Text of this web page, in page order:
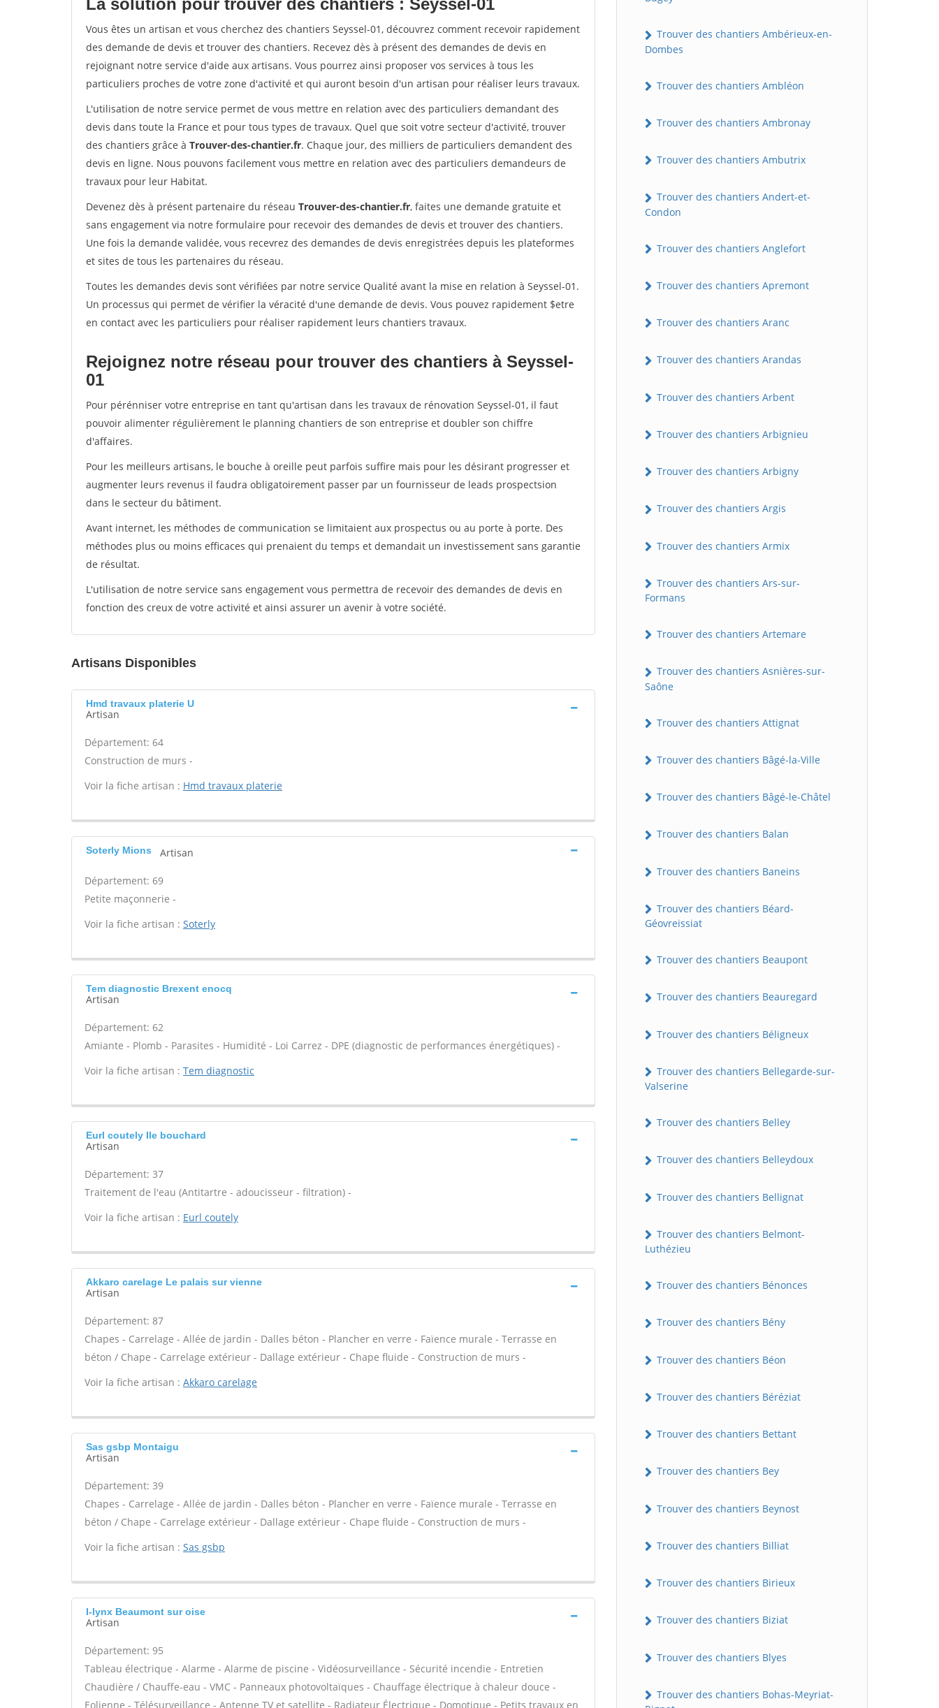
La solution pour trouver des chantiers : Seyssel-01
Vous êtes un artisan et vous cherchez des chantiers Seyssel-01, découvrez comment recevoir rapidement
des demande de devis et trouver des chantiers. Recevez dès à présent des demandes de devis en
rejoignant notre service d'aide aux artisans. Vous pourrez ainsi proposer vos services à tous les
particuliers proches de votre zone d'activité et qui auront besoin d'un artisan pour réaliser leurs travaux.
L'utilisation de notre service permet de vous mettre en relation avec des particuliers demandant des
devis dans toute la France et pour tous types de travaux. Quel que soit votre secteur d'activité, trouver
des chantiers grâce à Trouver-des-chantier.fr. Chaque jour, des milliers de particuliers demandent des
devis en ligne. Nous pouvons facilement vous mettre en relation avec des particuliers demandeurs de
travaux pour leur Habitat.
Devenez dès à présent partenaire du réseau Trouver-des-chantier.fr, faites une demande gratuite et
sans engagement via notre formulaire pour recevoir des demandes de devis et trouver des chantiers.
Une fois la demande validée, vous recevrez des demandes de devis enregistrées depuis les plateformes
et sites de tous les partenaires du réseau.
Toutes les demandes devis sont vérifiées par notre service Qualité avant la mise en relation à Seyssel-01.
Un processus qui permet de vérifier la véracité d'une demande de devis. Vous pouvez rapidement $etre
en contact avec les particuliers pour réaliser rapidement leurs chantiers travaux.
Rejoignez notre réseau pour trouver des chantiers à Seyssel-
01
Pour pérénniser votre entreprise en tant qu'artisan dans les travaux de rénovation Seyssel-01, il faut
pouvoir alimenter régulièrement le planning chantiers de son entreprise et doubler son chiffre
d'affaires.
Pour les meilleurs artisans, le bouche à oreille peut parfois suffire mais pour les désirant progresser et
augmenter leurs revenus il faudra obligatoirement passer par un fournisseur de leads prospectsion
dans le secteur du bâtiment.
Avant internet, les méthodes de communication se limitaient aux prospectus ou au porte à porte. Des
méthodes plus ou moins efficaces qui prenaient du temps et demandait un investissement sans garantie
de résultat.
L'utilisation de notre service sans engagement vous permettra de recevoir des demandes de devis en
fonction des creux de votre activité et ainsi assurer un avenir à votre société.
Artisans Disponibles
Hmd travaux platerie U
Artisan
Département: 64
Construction de murs -
Voir la fiche artisan : Hmd travaux platerie
Soterly Mions Artisan
Département: 69
Petite maçonnerie -
Voir la fiche artisan : Soterly
Tem diagnostic Brexent enocq
Artisan
Département: 62
Amiante - Plomb - Parasites - Humidité - Loi Carrez - DPE (diagnostic de performances énergétiques) -
Voir la fiche artisan : Tem diagnostic
Eurl coutely Ile bouchard
Artisan
Département: 37
Traitement de l'eau (Antitartre - adoucisseur - filtration) -
Voir la fiche artisan : Eurl coutely
Akkaro carelage Le palais sur vienne
Artisan
Département: 87
Chapes - Carrelage - Allée de jardin - Dalles béton - Plancher en verre - Faïence murale - Terrasse en
béton / Chape - Carrelage extérieur - Dallage extérieur - Chape fluide - Construction de murs -
Voir la fiche artisan : Akkaro carelage
Sas gsbp Montaigu
Artisan
Département: 39
Chapes - Carrelage - Allée de jardin - Dalles béton - Plancher en verre - Faïence murale - Terrasse en
béton / Chape - Carrelage extérieur - Dallage extérieur - Chape fluide - Construction de murs -
Voir la fiche artisan : Sas gsbp
I-lynx Beaumont sur oise
Artisan
Département: 95
Tableau électrique - Alarme - Alarme de piscine - Vidéosurveillance - Sécurité incendie - Entretien
Chaudière / Chauffe-eau - VMC - Panneaux photovoltaïques - Chauffage électrique à chaleur douce -
Eolienne - Télésurveillance - Antenne TV et satellite - Radiateur Électrique - Domotique - Petits travaux en
Trouver des chantiers Ambérieux-en-
Dombes
Trouver des chantiers Ambléon
Trouver des chantiers Ambronay
Trouver des chantiers Ambutrix
Trouver des chantiers Andert-et-
Condon
Trouver des chantiers Anglefort
Trouver des chantiers Apremont
Trouver des chantiers Aranc
Trouver des chantiers Arandas
Trouver des chantiers Arbent
Trouver des chantiers Arbignieu
Trouver des chantiers Arbigny
Trouver des chantiers Argis
Trouver des chantiers Armix
Trouver des chantiers Ars-sur-
Formans
Trouver des chantiers Artemare
Trouver des chantiers Asnières-sur-
Saône
Trouver des chantiers Attignat
Trouver des chantiers Bâgé-la-Ville
Trouver des chantiers Bâgé-le-Châtel
Trouver des chantiers Balan
Trouver des chantiers Baneins
Trouver des chantiers Béard-
Géovreissiat
Trouver des chantiers Beaupont
Trouver des chantiers Beauregard
Trouver des chantiers Béligneux
Trouver des chantiers Bellegarde-sur-
Valserine
Trouver des chantiers Belley
Trouver des chantiers Belleydoux
Trouver des chantiers Bellignat
Trouver des chantiers Belmont-
Luthézieu
Trouver des chantiers Bénonces
Trouver des chantiers Bény
Trouver des chantiers Béon
Trouver des chantiers Béréziat
Trouver des chantiers Bettant
Trouver des chantiers Bey
Trouver des chantiers Beynost
Trouver des chantiers Billiat
Trouver des chantiers Birieux
Trouver des chantiers Biziat
Trouver des chantiers Blyes
Trouver des chantiers Bohas-Meyriat-